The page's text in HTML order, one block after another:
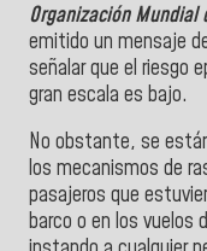
Organización Mundial
emitido un mensaje
señalar que el riesgo
gran escala es bajo.
No obstante, se
los mecanismos de
pasajeros que
barco o en los vuelos